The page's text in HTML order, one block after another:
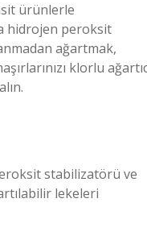
ürünlerle
hidrojen peroksit
ağartmak,
klorlu
stabilizatörü ve
lekeleri